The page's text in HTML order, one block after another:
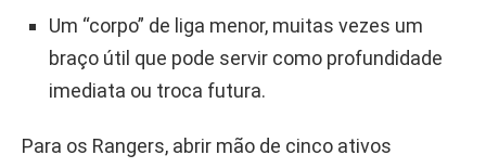
Um “corpo” de liga menor, muitas vezes um
braço útil que pode servir como profundidade
imediata ou troca futura.
Para os Rangers, abrir mão de cinco ativos